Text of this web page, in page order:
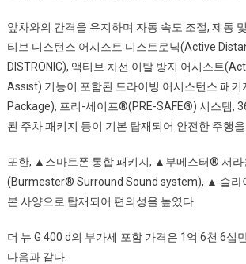
앞차와의 간격을 유지하며 자동 속도 조절, 제동
티브 디스턴스 어시스트 디스트로닉(Active
DISTRONIC), 액티브 차선 이탈 방지 어시스트
Assist) 기능이 포함된 드라이빙 어시스턴스 패
Package), 프리-세이프®(PRE-SAFE®) 시스템,
된 주차 패키지 등이 기본 탑재되어 안전한 주행
또한, ▲스마트폰 통합 패키지, ▲부메스터® 서라
(Burmester® Surround Sound system), ▲ 슬라
본 사양으로 탑재되어 편의성을 높였다.
더 뉴 G 400 d의 부가세 포함 가격은 1억 6천 6십
다음과 같다.